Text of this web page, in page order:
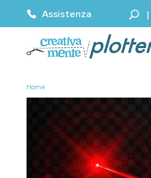
Assistenza |
Home